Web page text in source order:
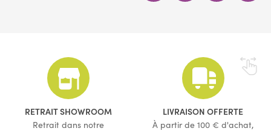
RETRAIT SHOWROOM
Retrait dans notre
LIVRAISON OFFERTE
À partir de 100 € d'achat,